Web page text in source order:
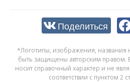
Поделиться
*Логотипы, изображения, названия
быть защищены авторским правом.
носит справочный характер и не
соответствии с пунктом 2